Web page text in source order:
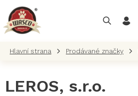
obsah
Prodávané značky
LEROS, s.r.o.